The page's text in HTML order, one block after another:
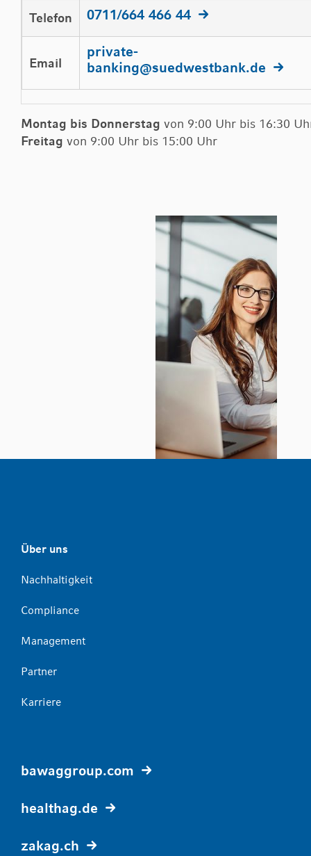
Telefon 0711/664 466 44
Email
private-
banking@suedwestbank.de
Montag bis Donnerstag von 9:00 Uhr bis 16:30
Freitag von 9:00 Uhr bis 15:00 Uhr
Über uns
Nachhaltigkeit
Compliance
Management
Partner
Karriere
bawaggroup.com
healthag.de
zakag.ch